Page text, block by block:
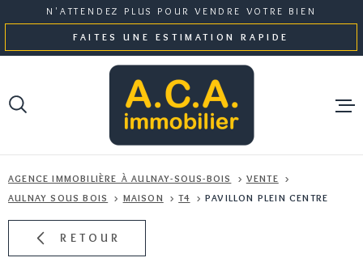
à
la
au
menu
au
contenu
N'ATTENDEZ PLUS POUR VENDRE VOTRE BIEN
FAITES UNE ESTIMATION RAPIDE
AGENCE IMMOBILIÈRE À AULNAY-SOUS-BOIS
VENTE
AULNAY SOUS BOIS
MAISON T4 PAVILLON PLEIN CENTRE
RETOUR